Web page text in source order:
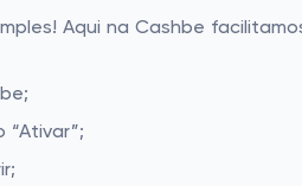
Aqui na Cashbe